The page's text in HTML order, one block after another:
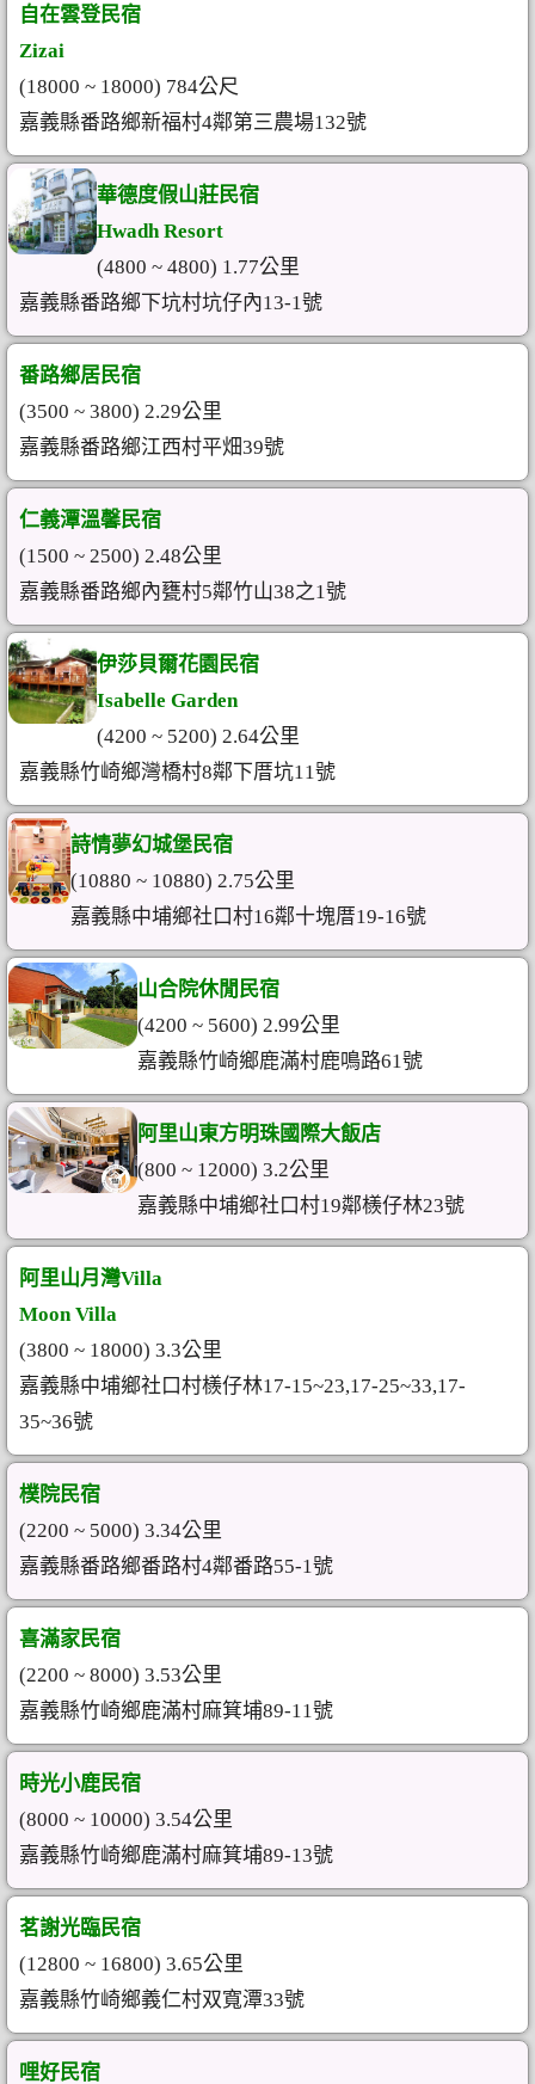
自在雲登民宿
Zizai
(18000 ~ 18000) 784公尺
嘉義縣番路鄉新福村4鄰第三農場132號
華德度假山莊民宿
Hwadh Resort
(4800 ~ 4800) 1.77公里
嘉義縣番路鄉下坑村坑仔內13-1號
番路鄉居民宿
(3500 ~ 3800) 2.29公里
嘉義縣番路鄉江西村平畑39號
仁義潭溫馨民宿
(1500 ~ 2500) 2.48公里
嘉義縣番路鄉內甕村5鄰竹山38之1號
伊莎貝爾花園民宿
Isabelle Garden
(4200 ~ 5200) 2.64公里
嘉義縣竹崎鄉灣橋村8鄰下厝坑11號
詩情夢幻城堡民宿
(10880 ~ 10880) 2.75公里
嘉義縣中埔鄉社口村16鄰十塊厝19-16號
山合院休閒民宿
(4200 ~ 5600) 2.99公里
嘉義縣竹崎鄉鹿滿村鹿鳴路61號
阿里山東方明珠國際大飯店
(800 ~ 12000) 3.2公里
嘉義縣中埔鄉社口村19鄰檨仔林23號
阿里山月灣Villa
Moon Villa
(3800 ~ 18000) 3.3公里
嘉義縣中埔鄉社口村檨仔林17-15~23,17-25~33,17-
35~36號
樸院民宿
(2200 ~ 5000) 3.34公里
嘉義縣番路鄉番路村4鄰番路55-1號
喜滿家民宿
(2200 ~ 8000) 3.53公里
嘉義縣竹崎鄉鹿滿村麻箕埔89-11號
時光小鹿民宿
(8000 ~ 10000) 3.54公里
嘉義縣竹崎鄉鹿滿村麻箕埔89-13號
茗謝光臨民宿
(12800 ~ 16800) 3.65公里
嘉義縣竹崎鄉義仁村双寬潭33號
哩好民宿